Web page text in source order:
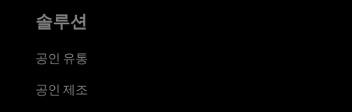
솔루션
공인 유통
공인 제조